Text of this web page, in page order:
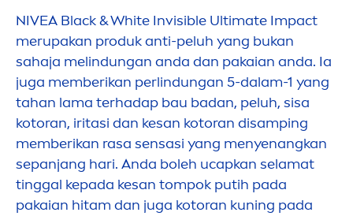
NIVEA Black&White Invisible Ultimate Impact
merupakan produk anti-peluh yang bukan
sahaja melindungan anda dan pakaian anda. Ia
juga memberikan perlindungan 5-dalam-1 yang
tahan lama terhadap bau badan, peluh, sisa
kotoran, iritasi dan kesan kotoran disamping
memberikan rasa sensasi yang menyenangkan
sepanjang hari. Anda boleh ucapkan selamat
tinggal kepada kesan tompok putih pada
pakaian hitam dan juga kotoran kuning pada